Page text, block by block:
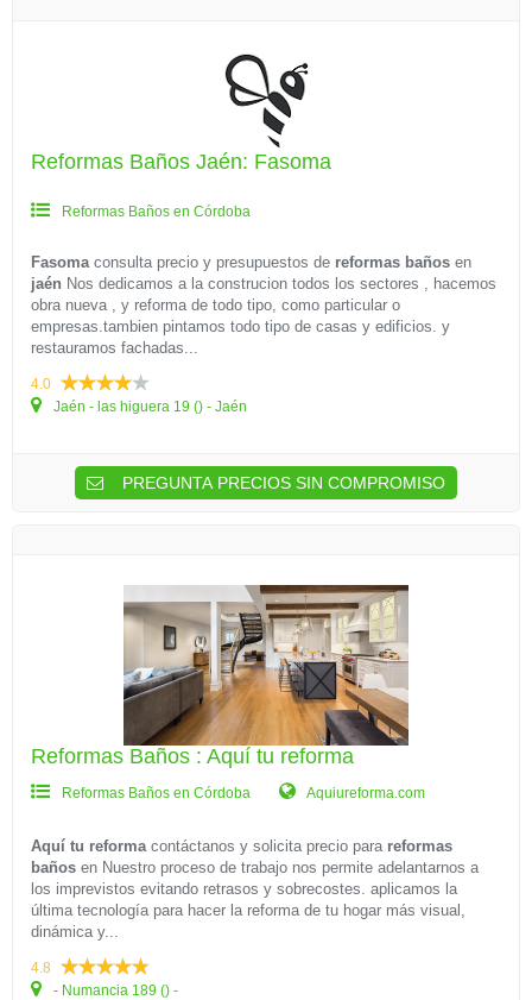
Reformas Baños Jaén: Fasoma
Reformas Baños en Córdoba
Fasomaconsulta precio y presupuestos de reformas baños en
jaén Nos dedicamos a la construcion todos los sectores , hacemos
obra nueva , y reforma de todo tipo, como particular o
empresas.tambien pintamos todo tipo de casas y edificios. y
restauramos fachadas...
4.0
Jaén - las higuera 19 () - Jaén
PREGUNTA PRECIOS SIN COMPROMISO
Reformas Baños : Aquí tu reforma
Reformas Baños en Córdoba Aquiureforma.com
Aquí tu reformacontáctanos y solicita precio para reformas
baños en Nuestro proceso de trabajo nos permite adelantarnos a
los imprevistos evitando retrasos y sobrecostes. aplicamos la
última tecnología para hacer la reforma de tu hogar más visual,
dinámica y...
4.8
- Numancia 189 () -